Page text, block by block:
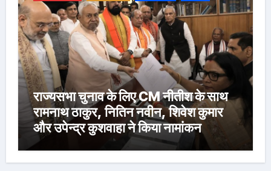
राज्यसभा चुनाव के लिए CM नीतीश के साथ
रामनाथ ठाकुर, नितिन नवीन, शिवेश कुमार
और उपेन्द्र कुशवाहा ने किया नामांकन